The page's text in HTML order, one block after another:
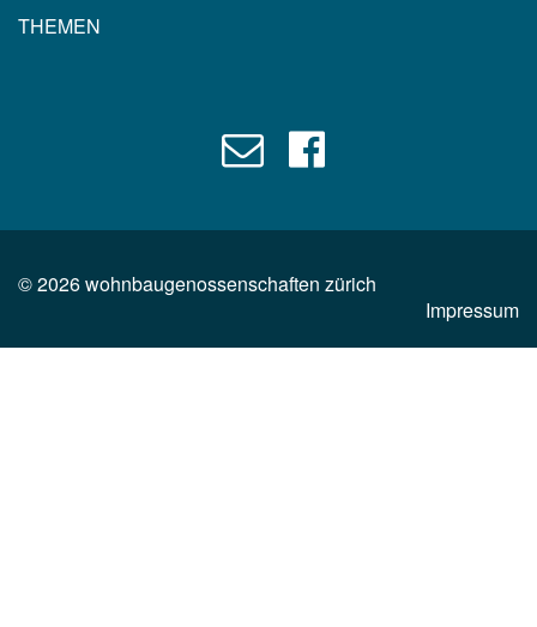
THEMEN
©2026wohnbaugenossenschaften zürich
Impressum